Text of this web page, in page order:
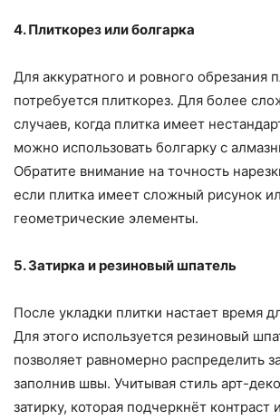
4. Плиткорез или болгарка
Для аккуратного и ровного обрезания
потребуется плиткорез. Для более
случаев, когда плитка имеет
можно использовать болгарку с
Обратите внимание на точность
если плитка имеет сложный рисунок
геометрические элементы.
5. Затирка и резиновый шпатель
После укладки плитки настает время
Для этого используется резиновый
позволяет равномерно распределить
заполнив швы. Учитывая стиль арт-
затирку, которая подчеркнёт контраст